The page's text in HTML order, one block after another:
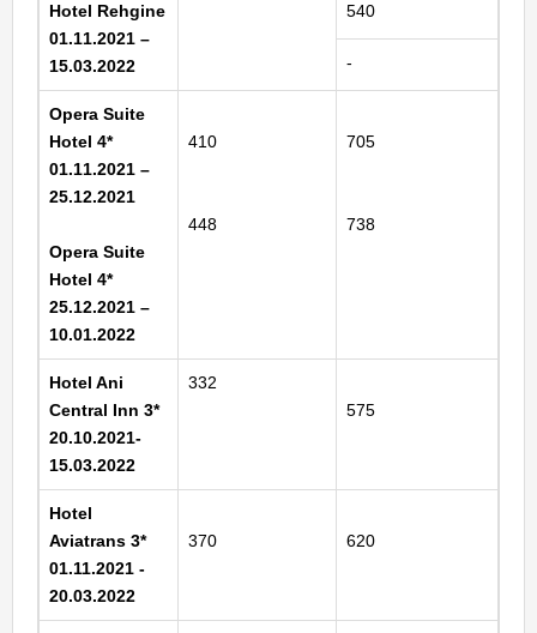
Hotel Rehgine
01.11.2021 –
15.03.2022
540
-
Opera Suite
Hotel 4*
01.11.2021 –
25.12.2021
Opera Suite
Hotel 4*
25.12.2021 –
10.01.2022
410
448
705
738
Hotel Ani
Central Inn 3*
20.10.2021-
15.03.2022
332
575
Hotel
Aviatrans 3*
01.11.2021 -
20.03.2022
370 620